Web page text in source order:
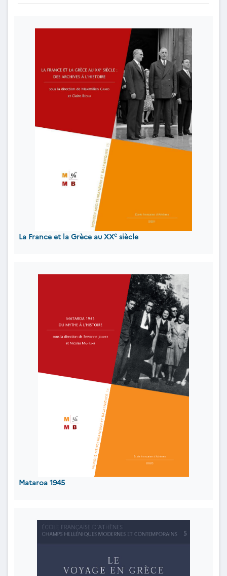
La France et la Grèce au XXe siècle
Mataroa 1945